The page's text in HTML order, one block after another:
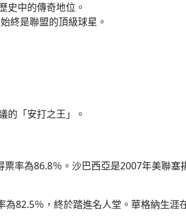
史中的傳奇地位。
終是聯盟的頂級球星。
的「安打之王」。
率為86.8％。沙巴西亞是2007年美聯
82.5％，終於踏進名人堂。華格納生